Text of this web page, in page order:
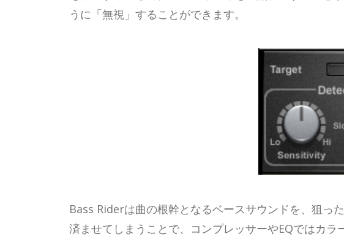
うに「無視」することができます。
Bass Riderは曲の根幹となるベースサウンドを、狙っ
済ませてしまうことで、コンプレッサーやEQではカラ